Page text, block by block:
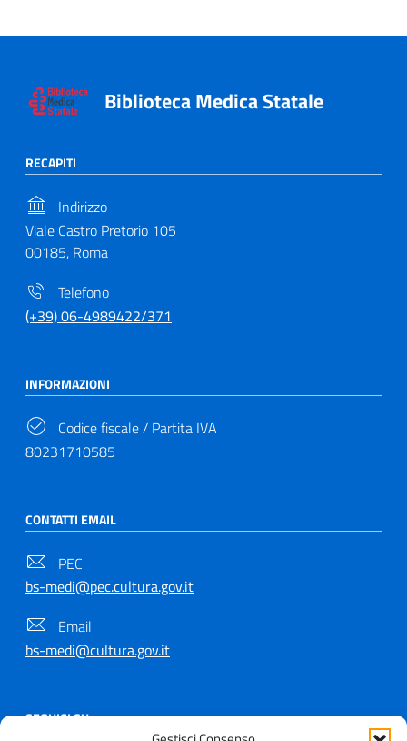
Biblioteca Medica Statale
RECAPITI
Indirizzo
Viale Castro Pretorio 105
00185, Roma
Telefono
(+39) 06-4989422/371
INFORMAZIONI
Codice fiscale / Partita IVA
80231710585
CONTATTI EMAIL
PEC
bs-medi@pec.cultura.gov.it
Email
bs-medi@cultura.gov.it
SEGUICI SU